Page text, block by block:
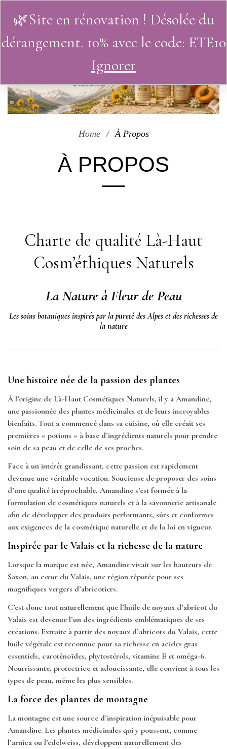
0
Home À Propos
À PROPOS
Charte de qualité Là-Haut
Cosm’éthiques Naturels
La Nature à Fleur de Peau
Les soins botaniques inspirés par la pureté des Alpes et des richesses de
la nature
Une histoire née de la passion des plantes
À l’origine de Là-Haut Cosmétiques Naturels, il y a Amandine,
une passionnée des plantes médicinales et de leurs incroyables
bienfaits. Tout a commencé dans sa cuisine, où elle créait ses
premières « potions » à base d’ingrédients naturels pour prendre
soin de sa peau et de celle de ses proches.
Face à un intérêt grandissant, cette passion est rapidement
devenue une véritable vocation. Soucieuse de proposer des soins
d’une qualité irréprochable, Amandine s’est formée à la
formulation de cosmétiques naturels et à la savonnerie artisanale
afin de développer des produits performants, sûrs et conformes
aux exigences de la cosmétique naturelle et de la loi en vigueur.
Inspirée par le Valais et la richesse de la nature
Lorsque la marque est née, Amandine vivait sur les hauteurs de
Saxon, au cœur du Valais, une région réputée pour ses
magnifiques vergers d’abricotiers.
C’est donc tout naturellement que l’huile de noyaux d’abricot du
Valais est devenue l’un des ingrédients emblématiques de ses
créations. Extraite à partir des noyaux d’abricots du Valais, cette
huile végétale est reconnue pour sa richesse en acides gras
essentiels, caroténoïdes, phytostérols, vitamine E et oméga-6.
Nourrissante, protectrice et adoucissante, elle convient à tous les
types de peau, même les plus sensibles.
La force des plantes de montagne
La montagne est une source d’inspiration inépuisable pour
Amandine. Les plantes médicinales qui y poussent, comme
l’arnica ou l’edelweiss, développent naturellement des
🌿Site en rénovation ! Désolée du
dérangement. 10% avec le code: ETE10
Ignorer